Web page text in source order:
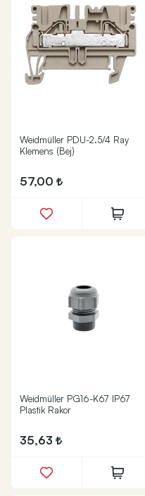
Weidmüller PDU-2.5/4 Ray
Klemens (Bej)
57,00
Weidmüller PG16-K67 IP67
Plastik Rakor
35,63